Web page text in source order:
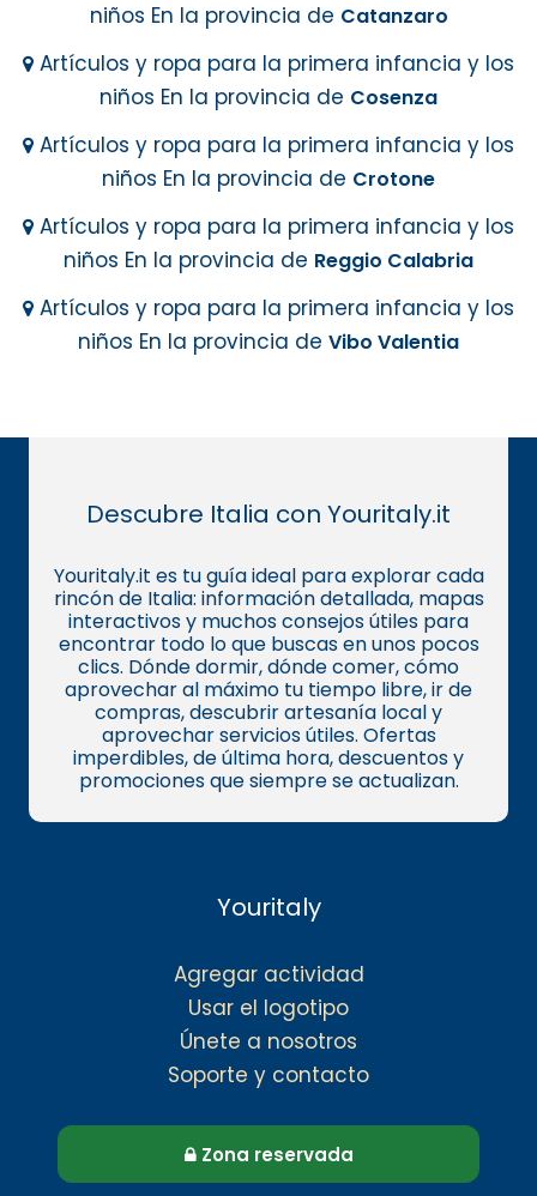
niños En la provincia de Catanzaro
Artículos y ropa para la primera infancia y los
niños En la provincia de Cosenza
Artículos y ropa para la primera infancia y los
niños En la provincia de Crotone
Artículos y ropa para la primera infancia y los
niños En la provincia de Reggio Calabria
Artículos y ropa para la primera infancia y los
niños En la provincia de Vibo Valentia
Descubre Italia con Youritaly.it
Youritaly.it es tu guía ideal para explorar cada
rincón de Italia: información detallada, mapas
interactivos y muchos consejos útiles para
encontrar todo lo que buscas en unos pocos
clics. Dónde dormir, dónde comer, cómo
aprovechar al máximo tu tiempo libre, ir de
compras, descubrir artesanía local y
aprovechar servicios útiles. Ofertas
imperdibles, de última hora, descuentos y
promociones que siempre se actualizan.
Youritaly
Agregar actividad
Usar el logotipo
Únete a nosotros
Soporte y contacto
Zona reservada